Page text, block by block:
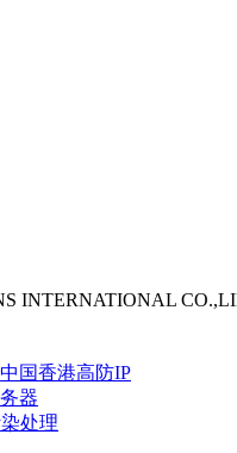
INTERNATIONAL
中国香港高防IP
器
处理